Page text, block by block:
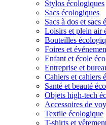
Stylos écologiques
Sacs écologiques
Sacs à dos et sacs
Loisirs et plein air
Bouteilles
Foires et
Enfant et école
Entreprise et
Cahiers et cahiers
Santé et beauté
Objets high-tech
Accessoires de
Textile écologique
T-shirts et